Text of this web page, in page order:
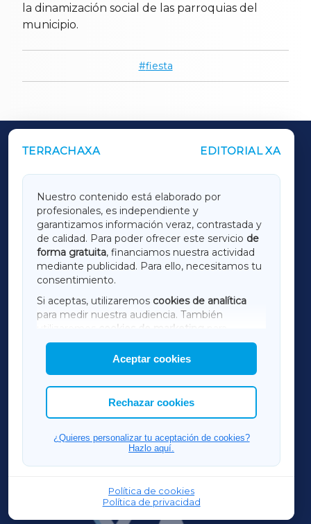
la dinamización social de las parroquias del
municipio.
fiesta
TERRACHAXA EDITORIAL XA
Nuestro contenido está elaborado por
profesionales, es independiente y
garantizamos información veraz, contrastada y
de calidad. Para poder ofrecer este servicio de
forma gratuita, financiamos nuestra actividad
mediante publicidad. Para ello, necesitamos tu
consentimiento.
Si aceptas, utilizaremos cookies de analítica
para medir nuestra audiencia. También
utilizaremos
cookies de marketing
mostrar publicidad de terceros.
Asimismo, puedes personalizar la elección de
las cookies que deseas permitir.
Aceptar cookies
Rechazar cookies
¿Quieres personalizar tu aceptación de cookies?
Hazlo aquí.
Política de cookies
Política de privacidad
OUTROS PERIÓDICOS
LUGOXA
TERRACHAXA
AMARIÑAXA
RIBEIRASACRAXA
ACORUÑAXA
FERROLXA
OURENSEXA